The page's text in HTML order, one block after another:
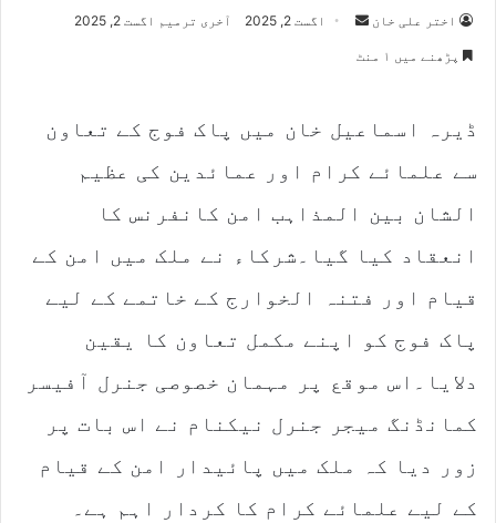
اختر علی خان
e
m
اگست 2, 2025 آخری ترمیم اگست 2, 2025
پڑھنے میں ۱ منٹ
ڈیرہ اسماعیل خان میں پاک فوج کے تعاون
سے علمائے کرام اور عمائدین کی عظیم
الشان بین المذاہب امن کانفرنس کا
انعقاد کیا گیا۔شرکاء نے ملک میں امن کے
قیام اور فتنہ الخوارج کے خاتمے کے لیے
پاک فوج کو اپنے مکمل تعاون کا یقین
دلایا۔اس موقع پر مہمان خصوصی جنرل آفیسر
کمانڈنگ میجر جنرل نیکنام نے اس بات پر
زور دیا کہ ملک میں پائیدار امن کے قیام
کے لیے علمائے کرام کا کردار اہم ہے۔